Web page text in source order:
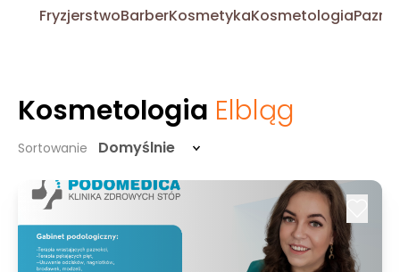
FryzjerstwoBarberKosmetykaKosmetologia
Kosmetologia Elbląg
Sortowanie Domyślnie